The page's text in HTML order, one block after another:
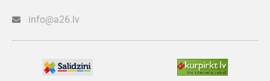
info@a26.lv